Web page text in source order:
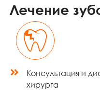
Лечение
Консультация и
хирурга